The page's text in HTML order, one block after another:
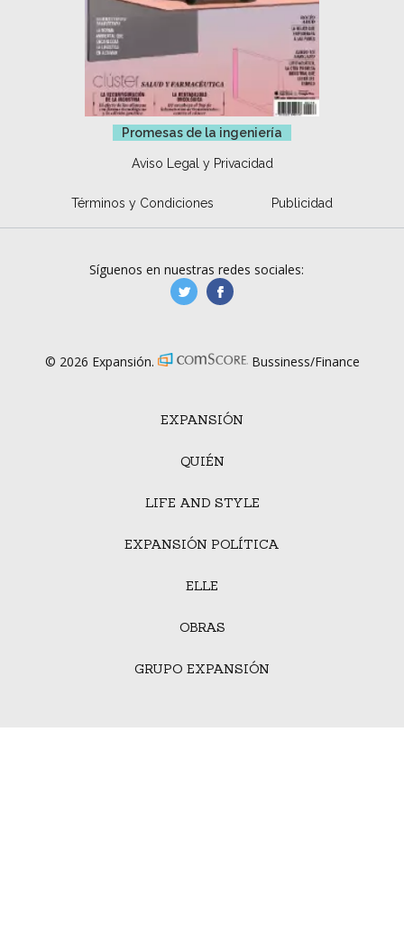
Promesas de la ingeniería
Aviso Legal y Privacidad
Términos y Condiciones Publicidad
EXPANSIÓN
QUIÉN
LIFE AND STYLE
EXPANSIÓN POLÍTICA
ELLE
OBRAS
GRUPO EXPANSIÓN
Síguenos en nuestras redes sociales:
manufacturaGE
© 2026 Expansión. Bussiness/Finance